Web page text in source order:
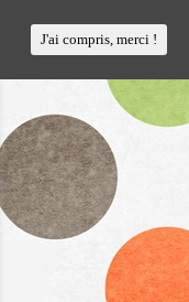
J'ai compris, merci !